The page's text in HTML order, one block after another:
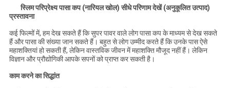
स्लिम परिप्रेक्ष्य पासा कप (नारियल खोल) सीधे परिणाम देखें (अनुकूलित उत्पाद)
प्रस्तावना
कई फिल्मों में, हम देख सकते हैं कि सुपर पावर वाले लोग पासा कप के माध्यम से देख सकते
हैं और पासा की संख्या जान सकते हैं। बहुत से लोग उम्मीद करते हैं कि उनके पास ऐसे
महाशक्तियां हो सकती हैं, लेकिन वास्तविक जीवन में महाशक्ति मौजूद नहीं हैं। लेकिन
विज्ञान और प्रौद्योगिकी आपके सपनों को प्राप्त कर सकती है।
काम करने का सिद्धांत